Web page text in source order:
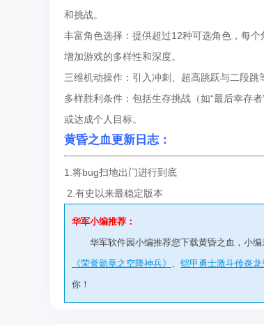
和挑战。
丰富角色选择：提供超过12种可选角色，每
增加游戏的多样性和深度。
三维机动操作：引入冲刺、超高跳跃与二段跳
多样胜利条件：包括生存挑战（如“最后幸存
或达成个人目标。
黄昏之血更新日志：
1.将bug扫地出门进行到底
2.有史以来最稳定版本
华军小编推荐：
华军软件园小编推荐您下载黄昏之血，小
《荣誉勋章之空降神兵》 、 铠甲勇士激斗传炎龙
你！